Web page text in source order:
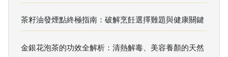
茶籽油發煙點終極指南：破解烹飪選擇難題與健康關鍵
金銀花泡茶的功效全解析：清熱解毒、美容養顏的天然